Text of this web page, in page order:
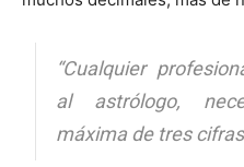
“Cualquier
al astrólogo,
máxima de tres